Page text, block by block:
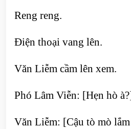
Reng reng.
Điện thoại vang lên.
Văn Liễm cầm lên xem.
Phó Lâm Viễn: [Hẹn hò
Văn Liễm: [Cậu tò mò